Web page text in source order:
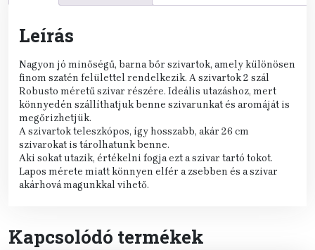
Leírás
Nagyon jó minőségű, barna bőr szivartok, amely különösen
finom szatén felülettel rendelkezik. A szivartok 2 szál
Robusto méretű szivar részére. Ideális utazáshoz, mert
könnyedén szállíthatjuk benne szivarunkat és aromáját is
megőrizhetjük.
A szivartok teleszkópos, így hosszabb, akár 26 cm
szivarokat is tárolhatunk benne.
Aki sokat utazik, értékelni fogja ezt a szivar tartó tokot.
Lapos mérete miatt könnyen elfér a zsebben és a szivar
akárhová magunkkal vihető.
Kapcsolódó termékek